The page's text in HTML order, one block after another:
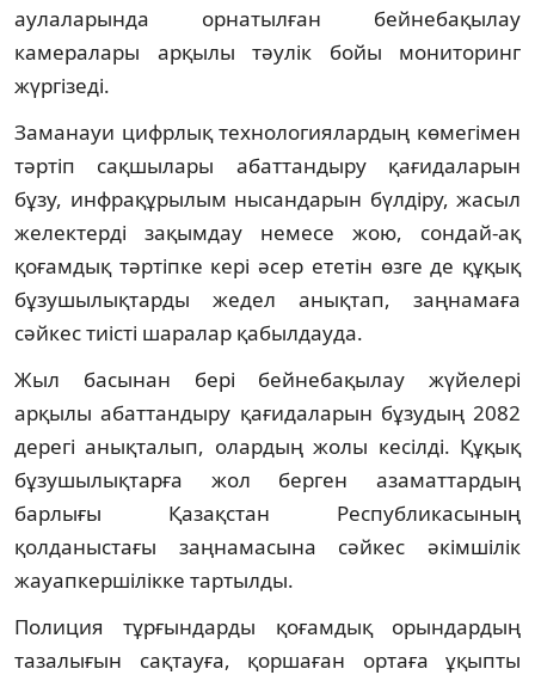
аулаларында орнатылған бейнебақылау
камералары арқылы тәулік бойы мониторинг
жүргізеді.
Заманауи цифрлық технологиялардың көмегімен
тәртіп сақшылары абаттандыру қағидаларын
бұзу, инфрақұрылым нысандарын бүлдіру, жасыл
желектерді зақымдау немесе жою, сондай-ақ
қоғамдық тәртіпке кері әсер ететін өзге де құқық
бұзушылықтарды жедел анықтап, заңнамаға
сәйкес тиісті шаралар қабылдауда.
Жыл басынан бері бейнебақылау жүйелері
арқылы абаттандыру қағидаларын бұзудың 2082
дерегі анықталып, олардың жолы кесілді. Құқық
бұзушылықтарға жол берген азаматтардың
барлығы Қазақстан Республикасының
қолданыстағы заңнамасына сәйкес әкімшілік
жауапкершілікке тартылды.
Полиция тұрғындарды қоғамдық орындардың
тазалығын сақтауға, қоршаған ортаға ұқыпты